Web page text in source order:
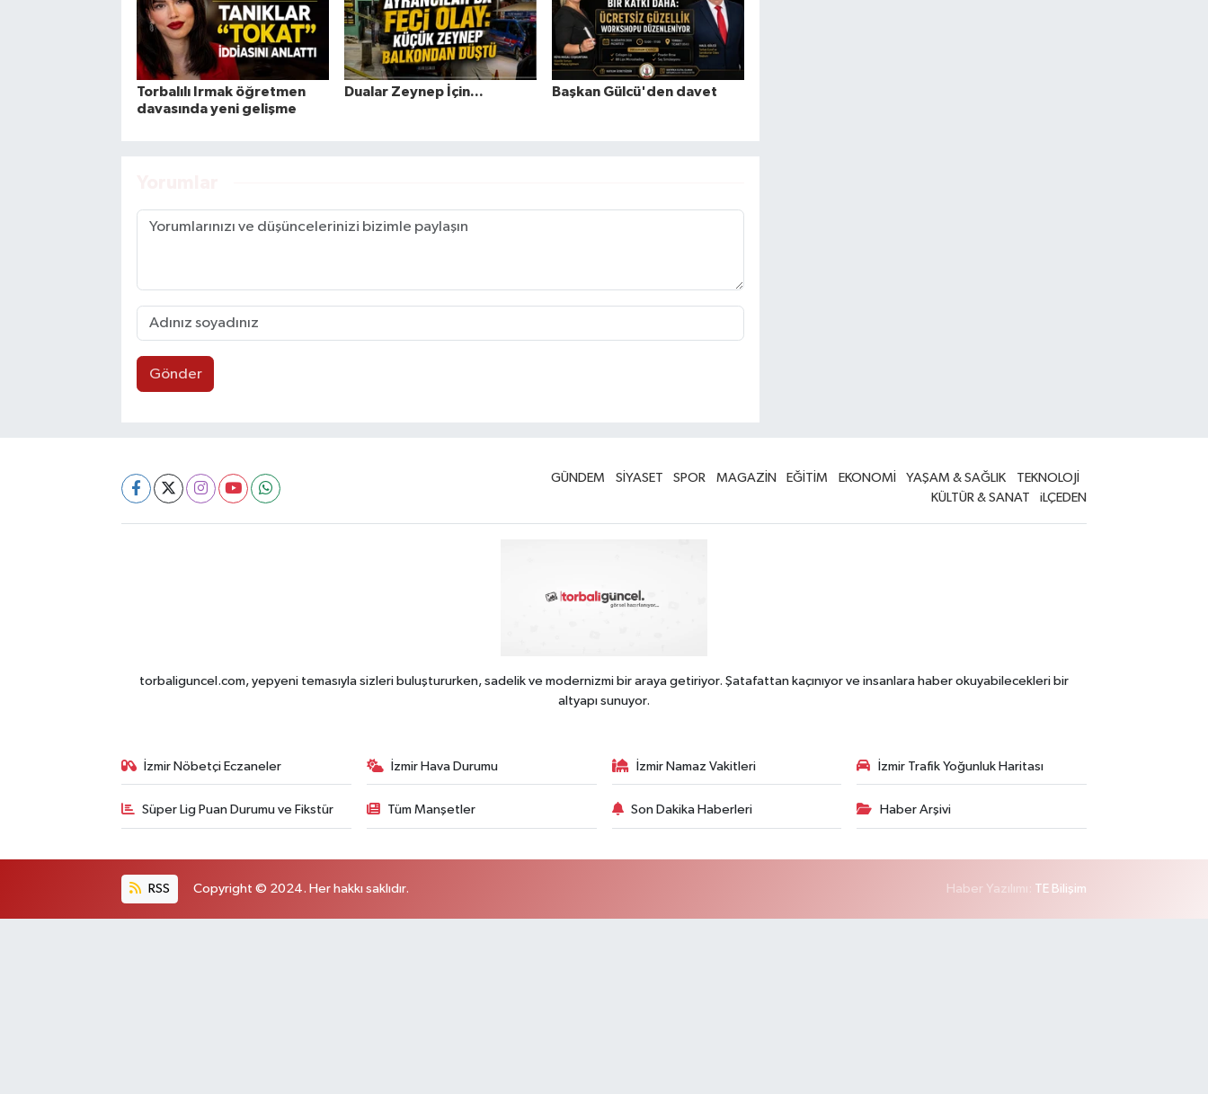
Torbalılı Irmak öğretmen
davasında yeni gelişme
Dualar Zeynep İçin... Başkan Gülcü'den davet
Gönder
GÜNDEM SİYASET SPOR MAGAZİN EĞİTİM EKONOMİ YAŞAM & SAĞLIK
TEKNOLOJİ
KÜLTÜR & SANAT
iLÇEDEN
torbaliguncel.com, yepyeni temasıyla sizleri buluştururken, sadelik ve modernizmi bir araya getiriyor. Şatafattan kaçınıyor ve insanlara haber okuyabilecekleri bir
altyapı sunuyor.
İzmir Nöbetçi Eczaneler İzmir Hava Durumu İzmir Namaz Vakitleri İzmir Trafik Yoğunluk Haritası
Süper Lig Puan Durumu ve Fikstür Tüm Manşetler Son Dakika Haberleri Haber Arşivi
RSS Copyright © 2024. Her hakkı saklıdır. Haber Yazılımı: TE Bilişim